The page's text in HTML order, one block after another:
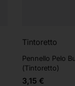
Tintoretto
Pennello Pelo
(Tintoretto)
3,15 €